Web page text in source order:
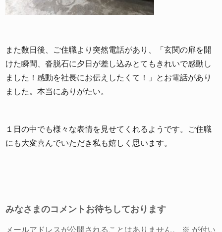
また数日後、ご住職より突然電話があり、「玄関の扉を開
けた瞬間、沓脱石に夕日が差し込みとてもきれいで感動し
ました！感動を社長にお伝えしたくて！」とお電話があり
ました。本当にありがたい。
１日の中でも様々な表情を見せてくれるようです。ご住職
にも大変喜んでいただき私も嬉しく思います。
みなさまのコメントお待ちしております
メールアドレスが公開されることはありません。 ※ が付い